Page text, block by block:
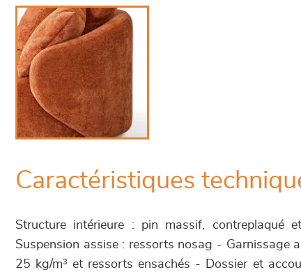
Caractéristiques
Structure intérieure : pin massif, contreplaqué
Suspension assise : ressorts nosag - Garnissage
25 kg/m³ et ressorts ensachés - Dossier et